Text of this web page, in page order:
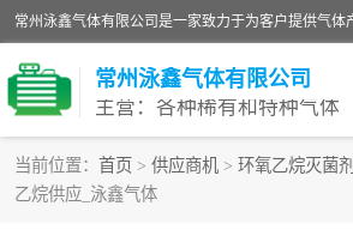
常州泳鑫气体有限公司
主营：各种稀有和特种气体
当前位置： 首页 > 供应商机 > 环氧乙烷灭菌剂
乙烷供应_泳鑫气体
高纯氦气